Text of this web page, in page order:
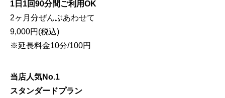
1日1回90分間ご利用OK
2ヶ月分ぜんぶあわせて
9,000円(税込)
※延長料金10分/100円
当店人気No.1
スタンダードプラン